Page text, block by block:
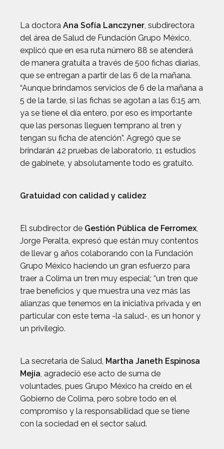
La doctora Ana Sofía Lanczyner, subdirectora
del área de Salud de Fundación Grupo México,
explicó que en esa ruta número 88 se atenderá
de manera gratuita a través de 500 fichas diarias,
que se entregan a partir de las 6 de la mañana.
“Aunque brindamos servicios de 6 de la mañana a
5 de la tarde, si las fichas se agotan a las 6:15 am,
ya se tiene el día entero, por eso es importante
que las personas lleguen temprano al tren y
tengan su ficha de atención”. Agregó que se
brindarán 42 pruebas de laboratorio, 11 estudios
de gabinete, y absolutamente todo es gratuito.
Gratuidad con calidad y calidez
El subdirector de Gestión Pública de Ferromex,
Jorge Peralta, expresó que están muy contentos
de llevar 9 años colaborando con la Fundación
Grupo México haciendo un gran esfuerzo para
traer a Colima un tren muy especial; “un tren que
trae beneficios y que muestra una vez más las
alianzas que tenemos en la iniciativa privada y en
particular con este tema -la salud-, es un honor y
un privilegio.
La secretaria de Salud, Martha Janeth Espinosa
Mejía, agradeció ese acto de suma de
voluntades, pues Grupo México ha creído en el
Gobierno de Colima, pero sobre todo en el
compromiso y la responsabilidad que se tiene
con la sociedad en el sector salud.